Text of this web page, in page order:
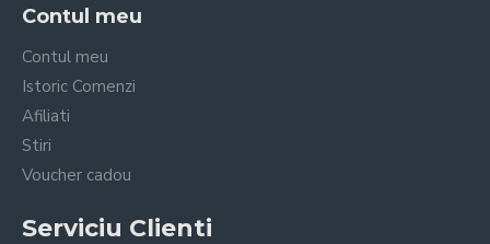
Contul meu
Contul meu
Istoric Comenzi
Afiliati
Stiri
Voucher cadou
Serviciu Clienti